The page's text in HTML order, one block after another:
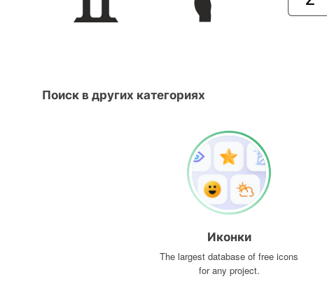
Поиск в других категориях
Иконки
The largest database of free icons
for any project.